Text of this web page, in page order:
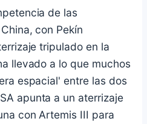
de las
con Pekín
tripulado en la
llevado a lo que muchos
espacial' entre las dos
apunta a un aterrizaje
con Artemis III para